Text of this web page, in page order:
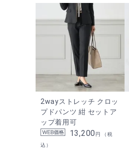
2wayストレッチ クロッ
プドパンツ 紺 セットア
ップ着用可
13,200 円 （税
込）